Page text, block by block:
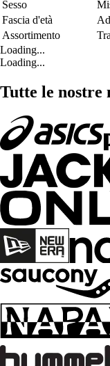
Sesso
Fascia d'età
Assortimento
Loading...
Loading...
Tutte le nostre